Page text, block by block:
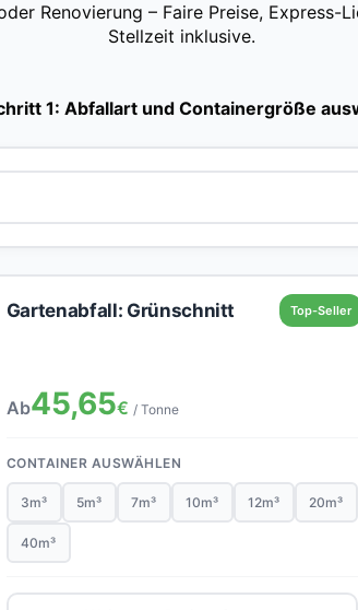
Renovierung – Faire Preise, Express-
Stellzeit inklusive.
1: Abfallart und Containergröße
Top-Seller
Gartenabfall: Grünschnitt
Ab45,65€ / Tonne
CONTAINER AUSWÄHLEN
3m³ 5m³ 7m³ 10m³ 12m³ 20m³
40m³